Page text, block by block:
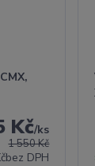
1 550 Kč
Kč/ks
bez DPH